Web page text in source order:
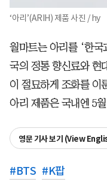
‘아리’(ARIH) 제품 사진 / hy
월마트는 아리를 ‘한
국의 정통 향신료와 현
이 절묘하게 조화를 이
아리 제품은 국내엔 5
영문 기사 보기 (View
#BTS #K팝